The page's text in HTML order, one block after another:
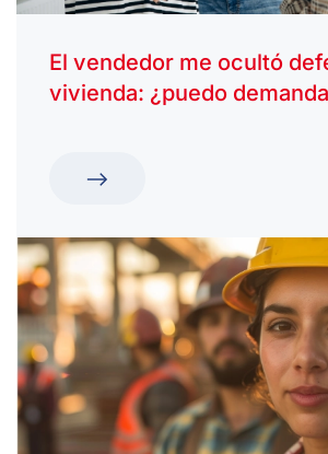
El vendedor me ocultó
vivienda: ¿puedo